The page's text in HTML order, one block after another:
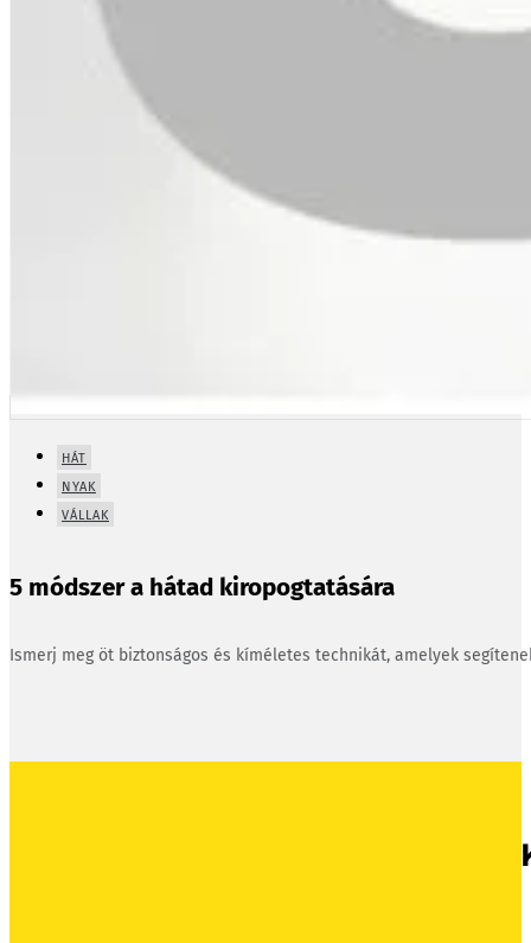
HÁT
NYAK
VÁLLAK
5 módszer a hátad kiropogtatására
Ismerj meg öt biztonságos és kíméletes technikát, amelyek